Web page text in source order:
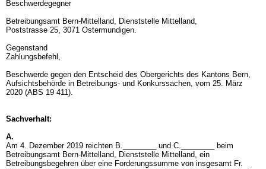
Beschwerdegegner
Betreibungsamt Bern-Mittelland, Dienststelle Mittelland,
Poststrasse 25, 3071 Ostermundigen.
Gegenstand
Zahlungsbefehl,
Beschwerde gegen den Entscheid des Obergerichts des Kantons Bern,
Aufsichtsbehörde in Betreibungs- und Konkurssachen, vom 25. März
2020 (ABS 19 411).
Sachverhalt:
A.
Am 4. Dezember 2019 reichten B.________ und C.________ beim
Betreibungsamt Bern-Mittelland, Dienststelle Mittelland, ein
Betreibungsbegehren über eine Forderungssumme von insgesamt Fr.